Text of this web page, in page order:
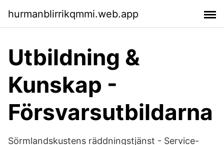
hurmanblirrikqmmi.web.app
Utbildning &
Kunskap -
Försvarsutbildarna
Sörmlandskustens räddningstjänst - Service-